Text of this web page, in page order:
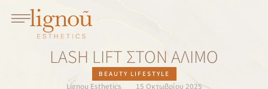
LASH LIFT ΣΤΟΝ ΆΛΙΜΟ
BEAUTY LIFESTYLE
Lignou Esthetics 15 Οκτωβρίου 2025